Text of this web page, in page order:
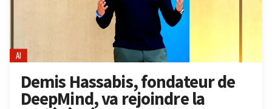
AI
Demis Hassabis, fondateur de
DeepMind, va rejoindre la